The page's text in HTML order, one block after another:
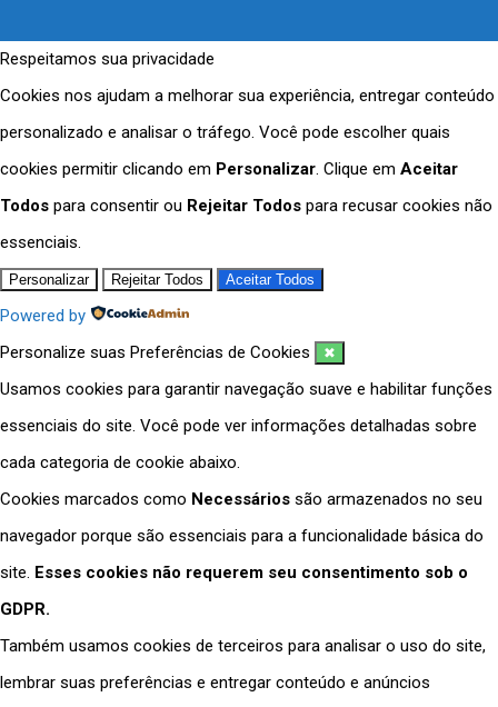
Respeitamos sua privacidade
Cookies nos ajudam a melhorar sua experiência, entregar conteúdo
personalizado e analisar o tráfego. Você pode escolher quais
cookies permitir clicando em Personalizar. Clique em Aceitar
Todos para consentir ou Rejeitar Todos para recusar cookies não
essenciais.
Personalizar Rejeitar Todos Aceitar Todos
Powered by
Personalize suas Preferências de Cookies
✖
Usamos cookies para garantir navegação suave e habilitar funções
essenciais do site. Você pode ver informações detalhadas sobre
cada categoria de cookie abaixo.
Cookies marcados como Necessários são armazenados no seu
navegador porque são essenciais para a funcionalidade básica do
site. Esses cookies não requerem seu consentimento sob o
GDPR.
Também usamos cookies de terceiros para analisar o uso do site,
lembrar suas preferências e entregar conteúdo e anúncios